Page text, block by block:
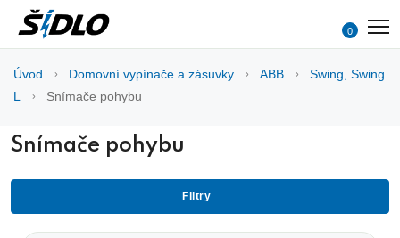
0
Úvod Domovní vypínače a zásuvky ABB
Swing, Swing
L
Snímače pohybu
Snímače pohybu
Filtry